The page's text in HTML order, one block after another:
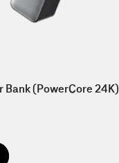
Bank (PowerCore 24K)